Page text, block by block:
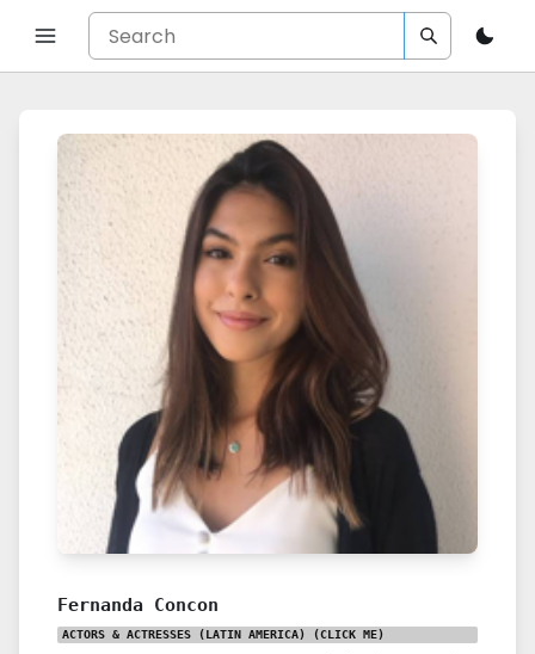
Fernanda Concon
ACTORS & ACTRESSES (LATIN AMERICA) (CLICK ME)